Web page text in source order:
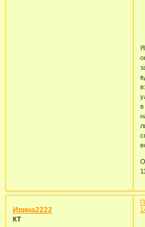
в
Ирина2222
КТ